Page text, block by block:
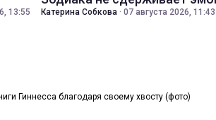
13:55 Катерина Собкова · 07 августа 2026, 11:43
Гиннесса благодаря своему хвосту (фото)